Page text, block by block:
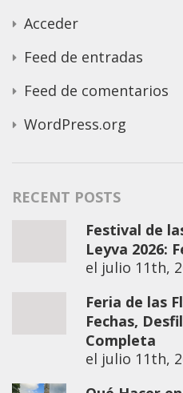
Acceder
Feed de entradas
Feed de comentarios
WordPress.org
RECENT POSTS
Festival de
Leyva 2026:
el julio 11th,
Feria de las
Fechas,
Completa
el julio 11th,